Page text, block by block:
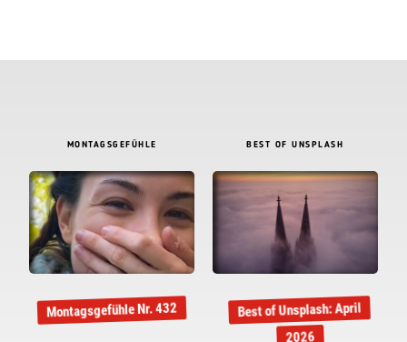
MONTAGSGEFÜHLE
Montagsgefühle Nr. 432
BEST OF UNSPLASH
Best of Unsplash: April
2026